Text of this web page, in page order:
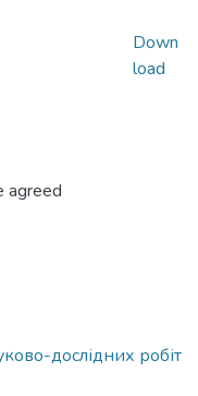
agreed
Down
load
дослідних робіт